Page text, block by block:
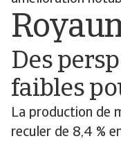
Des
faibles
La production de
reculer de 8,4 %